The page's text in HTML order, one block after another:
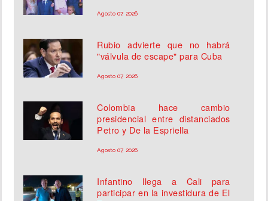
Agosto 07, 2026
Rubio advierte que no habrá
"válvula de escape" para Cuba
Agosto 07, 2026
Colombia hace cambio
presidencial entre distanciados
Petro y De la Espriella
Agosto 07, 2026
Infantino llega a Cali para
participar en la investidura de El